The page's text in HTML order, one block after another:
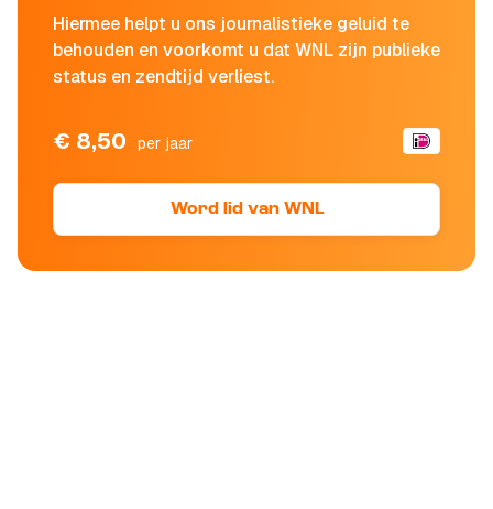
Hiermee helpt u ons journalistieke geluid te
behouden en voorkomt u dat WNL zijn publieke
status en zendtijd verliest.
€ 8,50 per jaar
Word lid van WNL